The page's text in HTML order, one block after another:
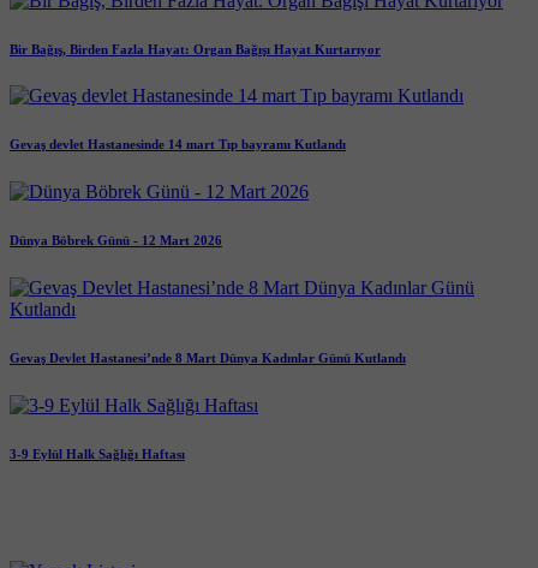
Bir Bağış, Birden Fazla Hayat: Organ Bağışı Hayat Kurtarıyor
Gevaş devlet Hastanesinde 14 mart Tıp bayramı Kutlandı
Dünya Böbrek Günü - 12 Mart 2026
Gevaş Devlet Hastanesi’nde 8 Mart Dünya Kadınlar Günü Kutlandı
3-9 Eylül Halk Sağlığı Haftası